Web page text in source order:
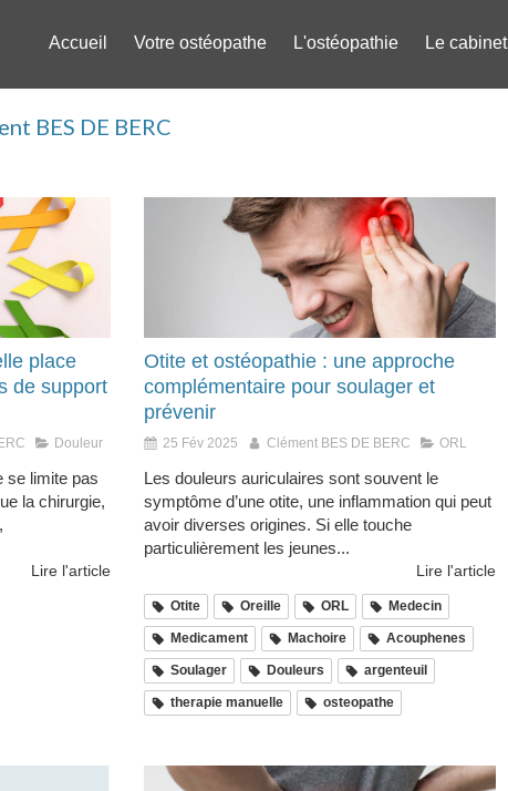
Accueil Votre ostéopathe L'ostéopathie Le cabinet
BES DE BERC
place
de support
Douleur
se limite pas
la chirurgie,
Lire l'article
Otite et ostéopathie : une approche
complémentaire pour soulager et
prévenir
25 Fév 2025 Clément BES DE BERC ORL
Les douleurs auriculaires sont souvent le
symptôme d’une otite, une inflammation qui peut
avoir diverses origines. Si elle touche
particulièrement les jeunes...
Lire l'article
Otite Oreille ORL Medecin
Medicament Machoire Acouphenes
Soulager Douleurs argenteuil
therapie manuelle osteopathe